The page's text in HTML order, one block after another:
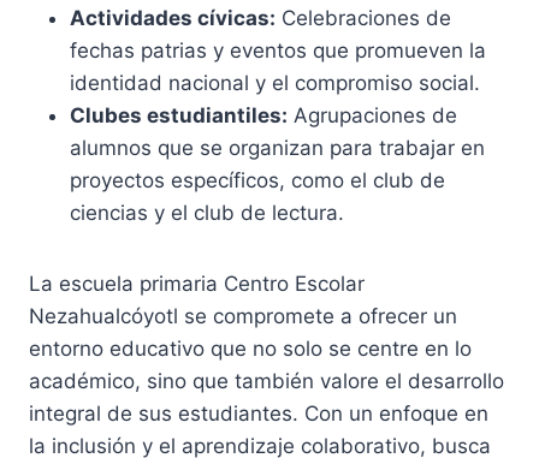
Actividades cívicas: Celebraciones de
fechas patrias y eventos que promueven la
identidad nacional y el compromiso social.
Clubes estudiantiles: Agrupaciones de
alumnos que se organizan para trabajar en
proyectos específicos, como el club de
ciencias y el club de lectura.
La escuela primaria Centro Escolar
Nezahualcóyotl se compromete a ofrecer un
entorno educativo que no solo se centre en lo
académico, sino que también valore el desarrollo
integral de sus estudiantes. Con un enfoque en
la inclusión y el aprendizaje colaborativo, busca